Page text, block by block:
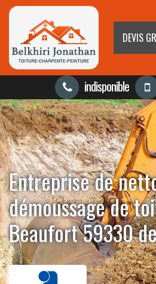
DEVIS
indisponible
Entreprise de
démoussage de
Beaufort 59330